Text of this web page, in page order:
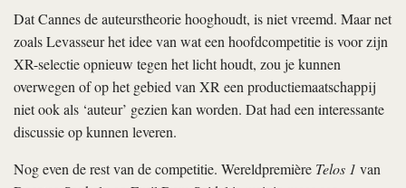
Dat Cannes de auteurstheorie hooghoudt, is niet vreemd. Maar net
zoals Levasseur het idee van wat een hoofdcompetitie is voor zijn
XR-selectie opnieuw tegen het licht houdt, zou je kunnen
overwegen of op het gebied van XR een productiemaatschappij
niet ook als ‘auteur’ gezien kan worden. Dat had een interessante
discussie op kunnen leveren.
Nog even de rest van de competitie. Wereldpremière Telos 1 van